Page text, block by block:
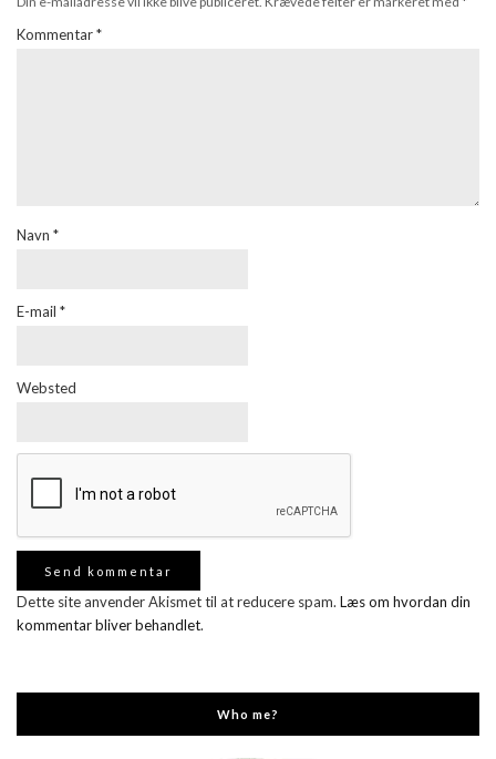
Kommentar*
Navn *
E-mail *
Websted
Dette site anvender Akismet til at reducere spam. Læs om hvordan din
kommentar bliver behandlet.
Who me?